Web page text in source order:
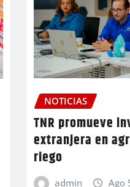
NOTICIAS
TNR promueve
extranjera en
riego
admin Ago